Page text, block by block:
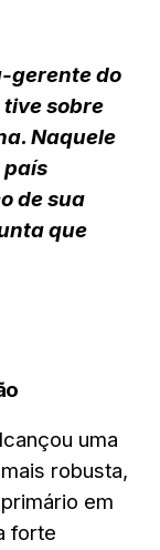
gerente do
sobre
Naquele
país
de sua
que
uma
robusta,
em
forte